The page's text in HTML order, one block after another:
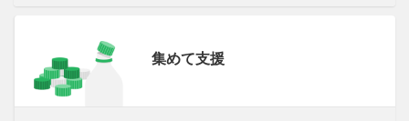
集めて支援